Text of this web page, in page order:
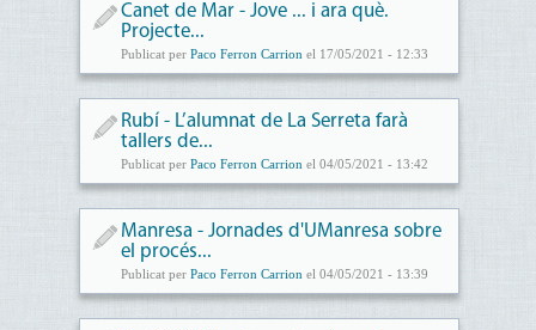
Canet de Mar - Jove ... i ara què.
Projecte...
Publicat per Paco Ferron Carrion el 17/05/2021 - 12:33
Rubí - L’alumnat de La Serreta farà
tallers de...
Publicat per Paco Ferron Carrion el 04/05/2021 - 13:42
Manresa - Jornades d'UManresa sobre
el procés...
Publicat per Paco Ferron Carrion el 04/05/2021 - 13:39